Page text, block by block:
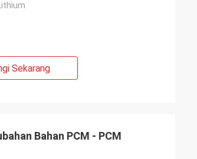
Sekarang
Bahan PCM - PCM